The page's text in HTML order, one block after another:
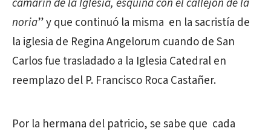
camarín de la Iglesia, esquina con el callejón de la
noria” y que continuó la misma en la sacristía de
la iglesia de Regina Angelorum cuando de San
Carlos fue trasladado a la Iglesia Catedral en
reemplazo del P. Francisco Roca Castañer.
Por la hermana del patricio, se sabe que cada